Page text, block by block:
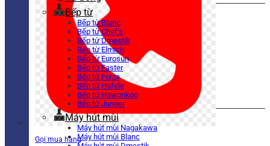
Gọi mua hàng
Bếp từ
Bếp từ Blanc
Bếp từ Chef’s
Bếp từ Dmestik
Bếp từ Elmich
Bếp từ Eurosun
Bếp từ Faster
Bếp từ Forza
Bếp từ Hafele
Bếp từ Hawonkoo
Bếp từ Junger
Máy hút mùi
Máy hút mùi Nagakawa
Máy hút mùi Blanc